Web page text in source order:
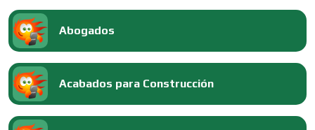
Abogados
Acabados para Construcción